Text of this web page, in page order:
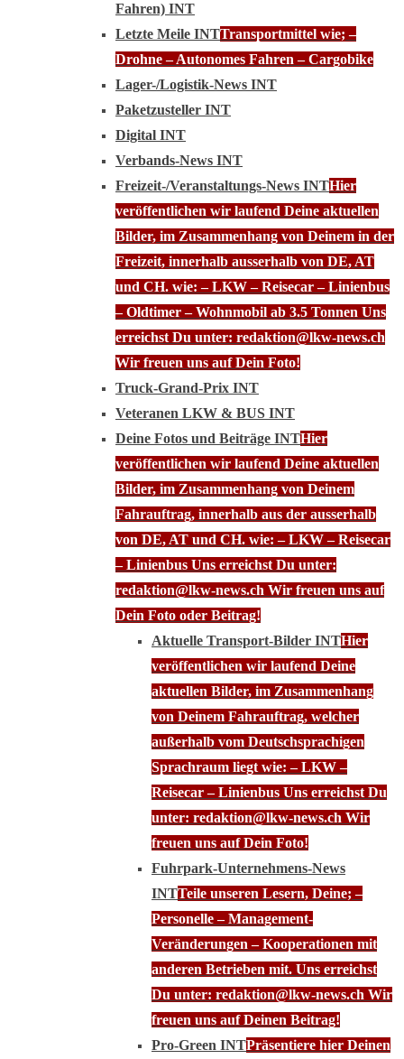
Fahren) INT
Letzte Meile INTTransportmittel wie; –
Drohne – Autonomes Fahren – Cargobike
Lager-/Logistik-News INT
Paketzusteller INT
Digital INT
Verbands-News INT
Freizeit-/Veranstaltungs-News INTHier
veröffentlichen wir laufend Deine aktuellen
Bilder, im Zusammenhang von Deinem in der
Freizeit, innerhalb ausserhalb von DE, AT
und CH. wie: – LKW – Reisecar – Linienbus
– Oldtimer – Wohnmobil ab 3.5 Tonnen Uns
erreichst Du unter: redaktion@lkw-news.ch
Wir freuen uns auf Dein Foto!
Truck-Grand-Prix INT
Veteranen LKW & BUS INT
Deine Fotos und Beiträge INTHier
veröffentlichen wir laufend Deine aktuellen
Bilder, im Zusammenhang von Deinem
Fahrauftrag, innerhalb aus der ausserhalb
von DE, AT und CH. wie: – LKW – Reisecar
– Linienbus Uns erreichst Du unter:
redaktion@lkw-news.ch Wir freuen uns auf
Dein Foto oder Beitrag!
Aktuelle Transport-Bilder INTHier
veröffentlichen wir laufend Deine
aktuellen Bilder, im Zusammenhang
von Deinem Fahrauftrag, welcher
außerhalb vom Deutschsprachigen
Sprachraum liegt wie: – LKW –
Reisecar – Linienbus Uns erreichst Du
unter: redaktion@lkw-news.ch Wir
freuen uns auf Dein Foto!
Fuhrpark-Unternehmens-News
INTTeile unseren Lesern, Deine; –
Personelle – Management-
Veränderungen – Kooperationen mit
anderen Betrieben mit. Uns erreichst
Du unter: redaktion@lkw-news.ch Wir
freuen uns auf Deinen Beitrag!
Pro-Green INTPräsentiere hier Deinen